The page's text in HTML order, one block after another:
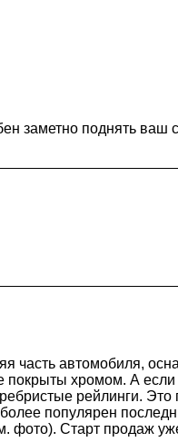
заметно поднять ваш
часть автомобиля,
хромом. А если
рейлинги.
популярен
фото). Старт продаж